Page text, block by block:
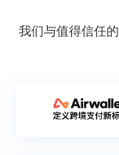
我们与值得信任